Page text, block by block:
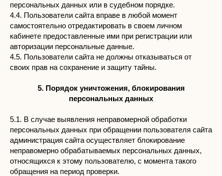
персональных данных или в судебном порядке.
4.4. Пользователи сайта вправе в любой момент
самостоятельно отредактировать в своем личном
кабинете предоставленные ими при регистрации или
авторизации персональные данные.
4.5. Пользователи сайта не должны отказываться от
своих прав на сохранение и защиту тайны.
5. Порядок уничтожения, блокирования
персональных данных
5.1. В случае выявления неправомерной обработки
персональных данных при обращении пользователя сайта
администрация сайта осуществляет блокирование
неправомерно обрабатываемых персональных данных,
относящихся к этому пользователю, с момента такого
обращения на период проверки.